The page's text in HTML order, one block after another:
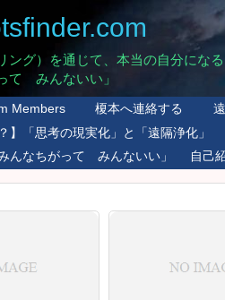
ング）を通じて、本当の自分にな
て みんないい」
Members 榎本へ連絡する 遠
】「思考の現実化」と「遠隔浄化」
んなちがって みんないい」
自己